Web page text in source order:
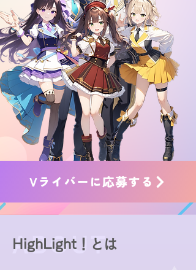
Vライバーに応募する
ABOUT
HighLight！とは